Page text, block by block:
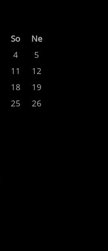
So
Ne
4
5
11
12
18
19
25
26